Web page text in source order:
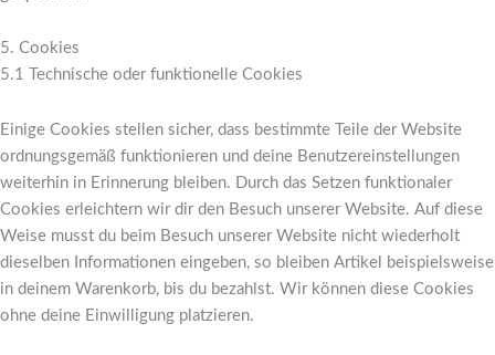
5. Cookies
5.1 Technische oder funktionelle Cookies
Einige Cookies stellen sicher, dass bestimmte Teile der Website
ordnungsgemäß funktionieren und deine Benutzereinstellungen
weiterhin in Erinnerung bleiben. Durch das Setzen funktionaler
Cookies erleichtern wir dir den Besuch unserer Website. Auf diese
Weise musst du beim Besuch unserer Website nicht wiederholt
dieselben Informationen eingeben, so bleiben Artikel beispielsweise
in deinem Warenkorb, bis du bezahlst. Wir können diese Cookies
ohne deine Einwilligung platzieren.